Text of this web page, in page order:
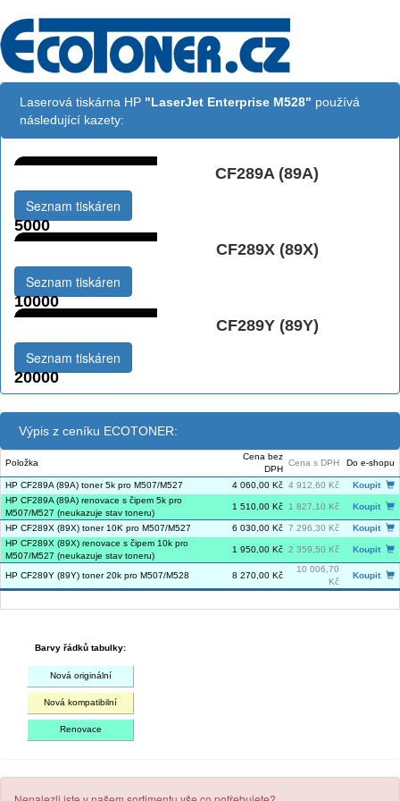
Laserová tiskárna HP "LaserJet Enterprise M528" používá
následující kazety:
CF289A (89A)
5000
Seznam tiskáren
CF289X (89X)
10000
Seznam tiskáren
CF289Y (89Y)
20000
Seznam tiskáren
Výpis z ceníku ECOTONER:
Položka
Cena bez
DPH
Cena s DPH Do e-shopu
HP CF289A (89A) toner 5k pro M507/M527 4 060,00 Kč 4 912,60 Kč
Koupit
HP CF289A (89A) renovace s čipem 5k pro
M507/M527 (neukazuje stav toneru)
1 510,00 Kč 1 827,10 Kč Koupit
HP CF289X (89X) toner 10K pro M507/M527 6 030,00 Kč 7 296,30 Kč
Koupit
HP CF289X (89X) renovace s čipem 10k pro
M507/M527 (neukazuje stav toneru)
1 950,00 Kč 2 359,50 Kč Koupit
HP CF289Y (89Y) toner 20k pro M507/M528 8 270,00 Kč
10 006,70
Kč
Koupit
Barvy řádků tabulky:
Nová originální
Nová kompatibilní
Renovace